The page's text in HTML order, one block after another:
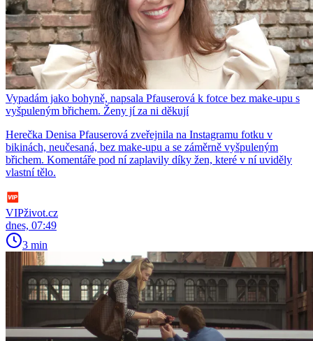
Vypadám jako bohyně, napsala Pfauserová k fotce bez make-upu s
vyšpuleným břichem. Ženy jí za ni děkují
Herečka Denisa Pfauserová zveřejnila na Instagramu fotku v
bikinách, neučesaná, bez make-upu a se záměrně vyšpuleným
břichem. Komentáře pod ní zaplavily díky žen, které v ní uviděly
vlastní tělo.
VIPživot.cz
dnes, 07:49
3 min